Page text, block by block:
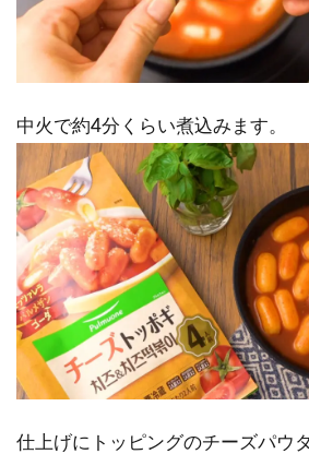
中火で約4分くらい煮込みます。
仕上げにトッピングのチーズパウ